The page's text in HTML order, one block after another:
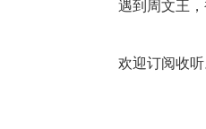
遇到周文王，
欢迎订阅收听